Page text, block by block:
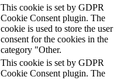
This cookie is set by GDPR
Cookie Consent plugin. The
cookie is used to store the user
consent for the cookies in the
category "Other.
This cookie is set by GDPR
Cookie Consent plugin. The